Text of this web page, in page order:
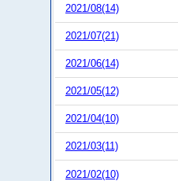
2021/08(14)
2021/07(21)
2021/06(14)
2021/05(12)
2021/04(10)
2021/03(11)
2021/02(10)